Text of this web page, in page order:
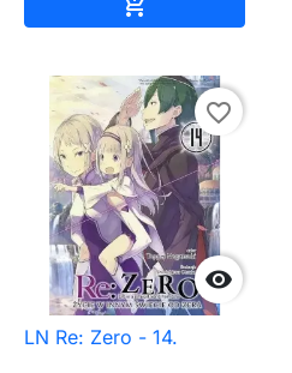

favorite_border
LN Re: Zero - 14.